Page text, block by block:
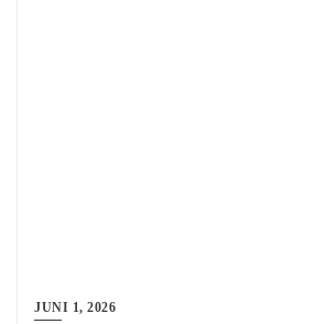
JUNI 1, 2026